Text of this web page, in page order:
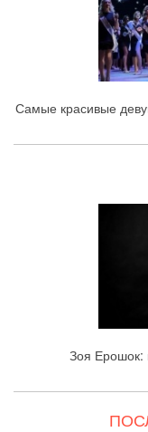
Самые красивые
Зоя Ерошок: